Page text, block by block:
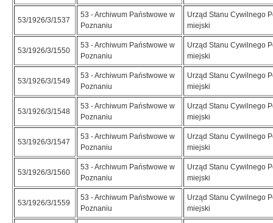
53/1926/3/1537
53 - Archiwum Państwowe w
Poznaniu
Urząd Stanu Cywilnego
miejski
53/1926/3/1550
53 - Archiwum Państwowe w
Poznaniu
Urząd Stanu Cywilnego
miejski
53/1926/3/1549
53 - Archiwum Państwowe w
Poznaniu
Urząd Stanu Cywilnego
miejski
53/1926/3/1548
53 - Archiwum Państwowe w
Poznaniu
Urząd Stanu Cywilnego
miejski
53/1926/3/1547
53 - Archiwum Państwowe w
Poznaniu
Urząd Stanu Cywilnego
miejski
53/1926/3/1560
53 - Archiwum Państwowe w
Poznaniu
Urząd Stanu Cywilnego
miejski
53/1926/3/1559
53 - Archiwum Państwowe w
Poznaniu
Urząd Stanu Cywilnego
miejski